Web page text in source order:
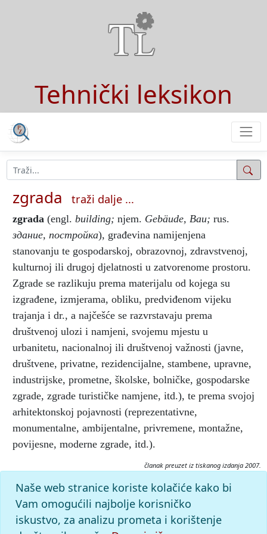
Tehnički leksikon
zgrada traži dalje ...
zgrada (engl. building; njem. Gebäude, Bau; rus.
здание, постройка), građevina namijenjena
stanovanju te gospodarskoj, obrazovnoj, zdravstvenoj,
kulturnoj ili drugoj djelatnosti u zatvorenome prostoru.
Zgrade se razlikuju prema materijalu od kojega su
izgrađene, izmjerama, obliku, predviđenom vijeku
trajanja i dr., a najčešće se razvrstavaju prema
društvenoj ulozi i namjeni, svojemu mjestu u
urbanitetu, nacionalnoj ili društvenoj važnosti (javne,
društvene, privatne, rezidencijalne, stambene, upravne,
industrijske, prometne, školske, bolničke, gospodarske
zgrade, zgrade turističke namjene, itd.), te prema svojoj
arhitektonskoj pojavnosti (reprezentativne,
monumentalne, ambijentalne, privremene, montažne,
povijesne, moderne zgrade, itd.).
članak preuzet iz tiskanog izdanja 2007.
Citiranje:
zgrada.
Tehnički leksikon (2007), mrežno izdanje.
Leksikografski zavod Miroslav Krleža, 2026. Pristupljeno
7.8.2026. <https://tehnicki.lzmk.hr/clanak/zgrada>.
Naše web stranice koriste kolačiće kako bi
Vam omogućili najbolje korisničko
iskustvo, za analizu prometa i korištenje